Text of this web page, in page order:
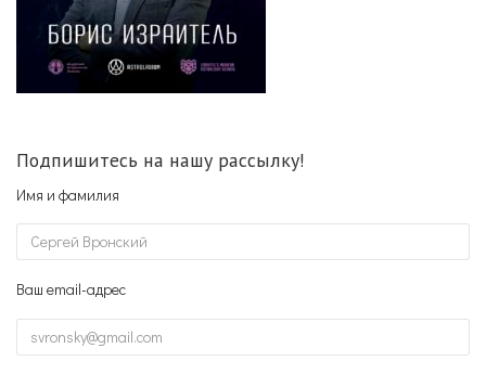
Подпишитесь на нашу рассылку!
Имя и фамилия
Ваш email-адрес